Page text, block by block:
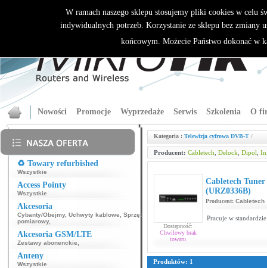
Nowości Promocje Wyprzedaże Serwis Szkolenia O
♻️ Towary refurbished
Wszystkie
Access Pointy
Wszystkie
Akcesoria
Cybanty/Obejmy, Uchwyty kablowe
Sprzęt
pomiarowy,
Akcesoria GSM/LTE
Zestawy abonenckie
Anteny
Wszystkie
Kategoria : Telewizja cyfrowa DVB-T/
Producent: Cabletech Delock Dipol
Dostępność:
Chwilowy brak
towaru
Cabletech
(URZ0336B)
Producent: Cabletech
Pracuje w
Produktów: 1
W ramach naszego sklepu stosujemy pliki cookies w celu
indywidualnych potrzeb. Korzystanie ze sklepu bez zmiany
końcowym. Możecie Państwo dokonać w